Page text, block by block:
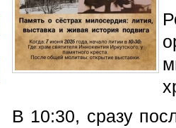
В 10:30, сразу